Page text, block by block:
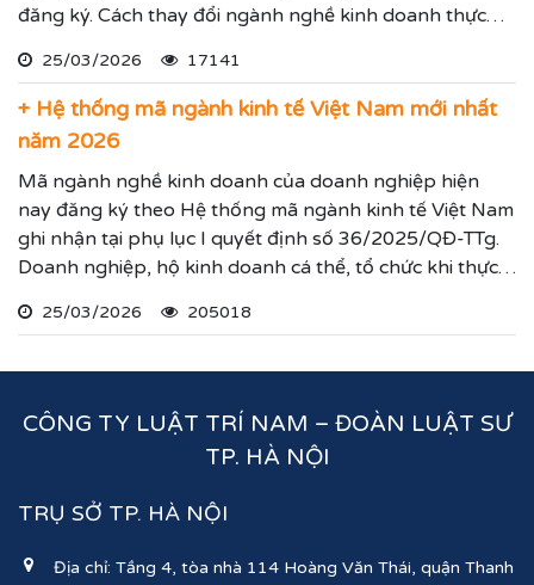
đăng ký. Cách thay đổi ngành nghề kinh doanh thực
25/03/2026 17141
+ Hệ thống mã ngành kinh tế Việt Nam mới nhất
năm 2026
Mã ngành nghề kinh doanh của doanh nghiệp hiện
nay đăng ký theo Hệ thống mã ngành kinh tế Việt Nam
ghi nhận tại phụ lục I quyết định số 36/2025/QĐ-TTg.
Doanh nghiệp, hộ kinh doanh cá thể, tổ chức khi thực
ghi nhận lĩnh vực hoạt động, ngành nghề kinh doanh
25/03/2026 205018
CÔNG TY LUẬT TRÍ NAM – ĐOÀN LUẬT SƯ
TP. HÀ NỘI
TRỤ SỞ TP. HÀ NỘI
Địa chỉ: Tầng 4, tòa nhà 114 Hoàng Văn Thái, quận Thanh